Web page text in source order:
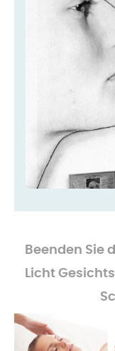
Beenden Sie
Licht